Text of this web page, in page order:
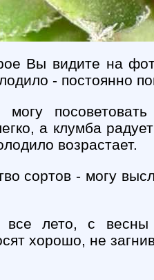
Вы видите на
- постоянно
могу
а клумба
возрастает.
сортов - могу
лето, с весны
хорошо, не